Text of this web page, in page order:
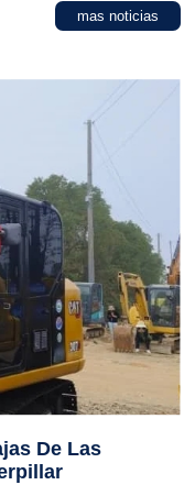
mas noticias
De Las